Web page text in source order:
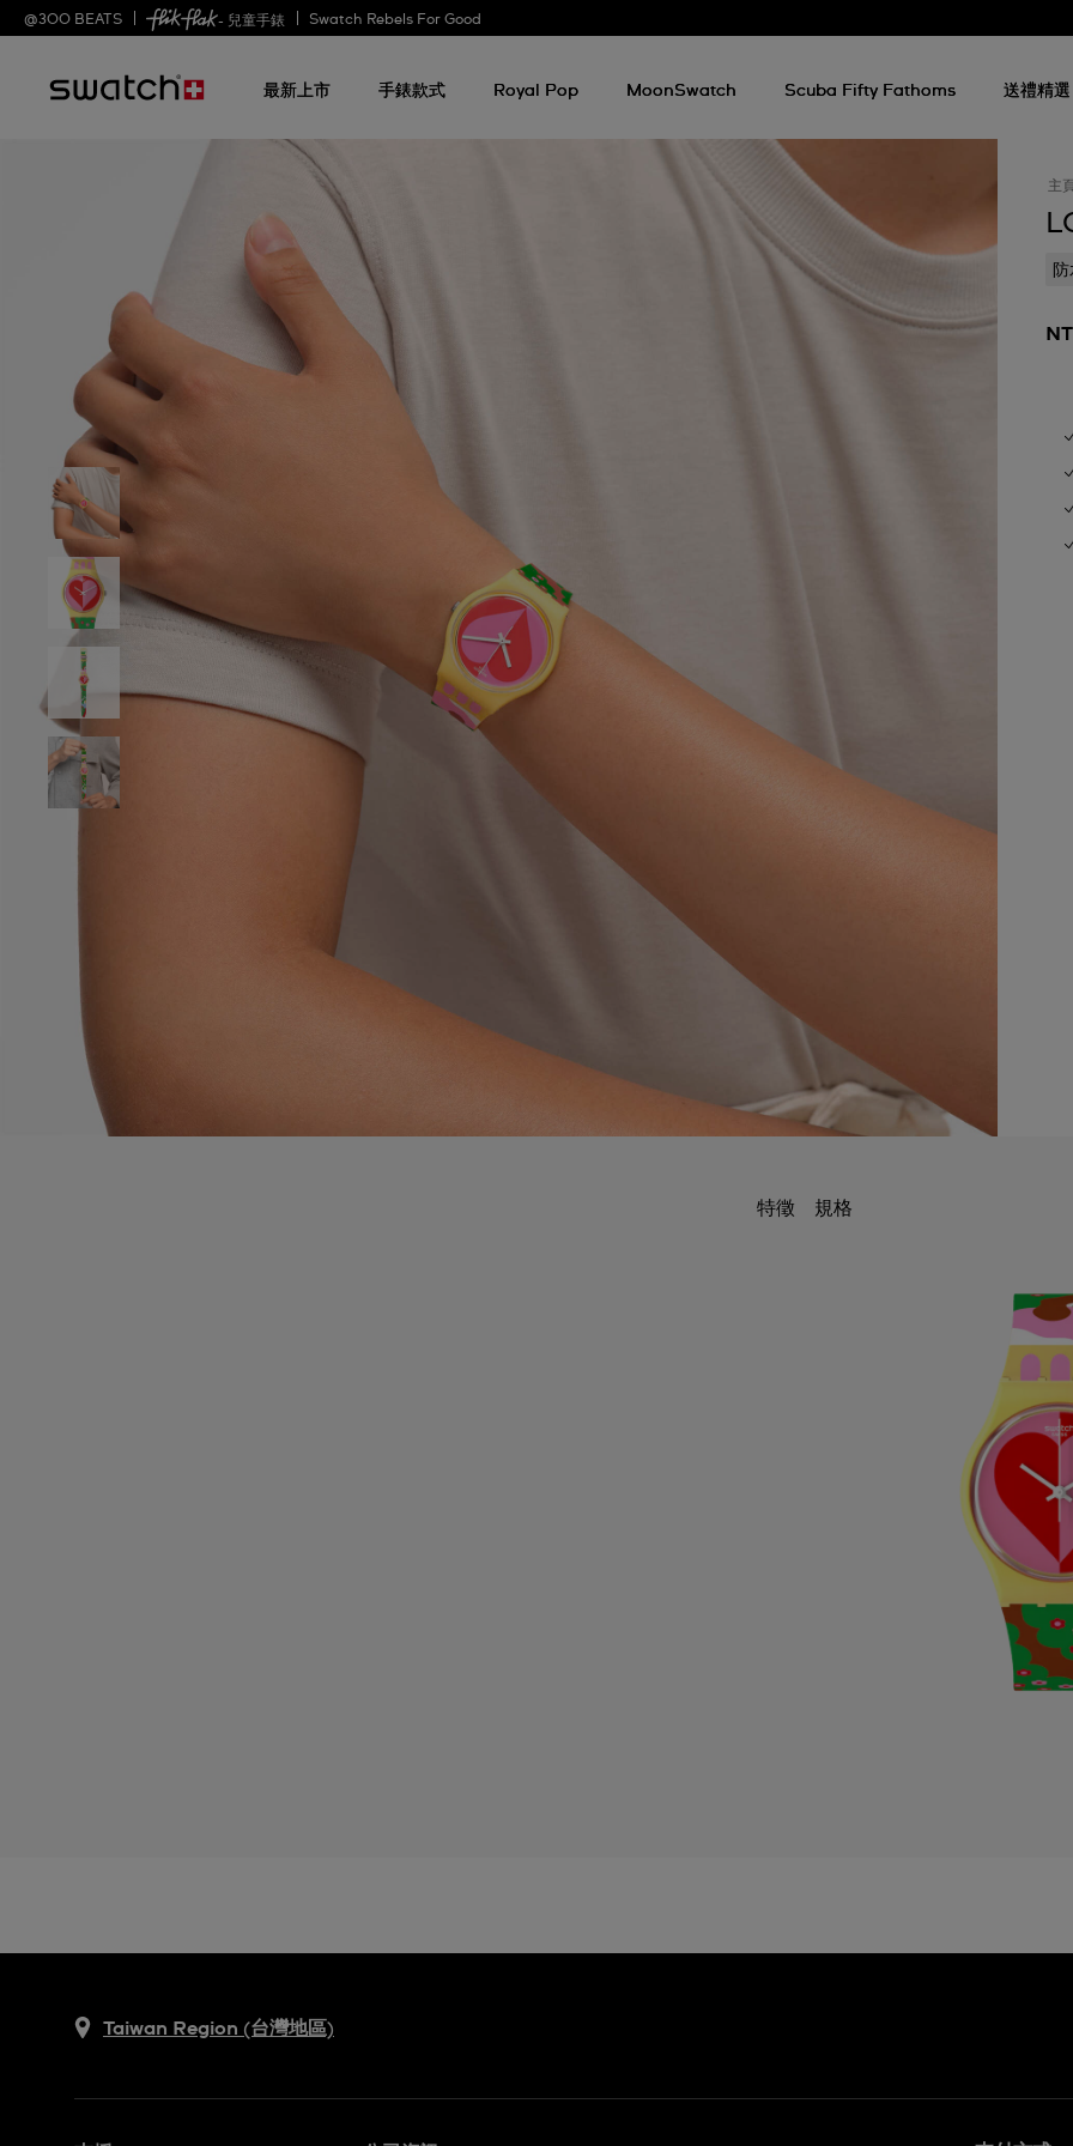
@300 BEATS - 兒童手錶 Swatch Rebels For Good
最新上市 手錶款式 Royal Pop MoonSwatch Scuba Fifty Fathoms 送禮精選
主頁
特徵 規格
Taiwan Region (台灣地區)